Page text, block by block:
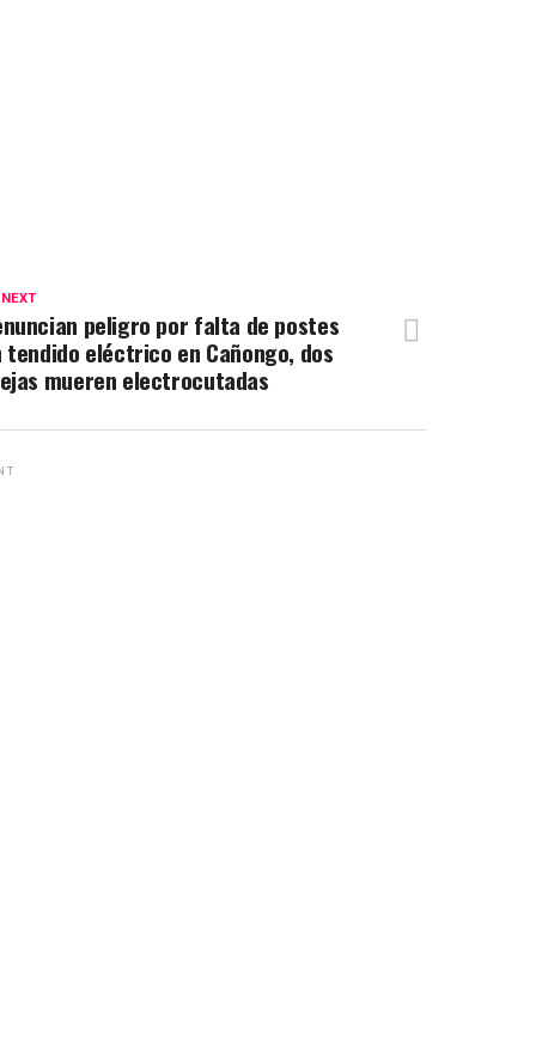
peligro por falta de postes
tendido eléctrico en Cañongo, dos
mueren electrocutadas